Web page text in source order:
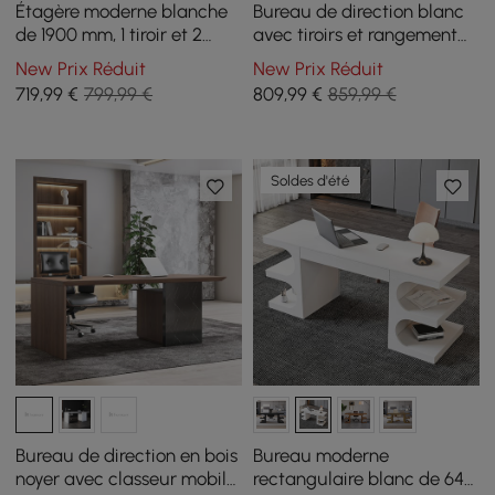
Étagère moderne blanche
de 1900 mm, 1 tiroir et 2
portes, étagère à livres
haute en bois
New Prix Réduit
719,99 € 799,99 €
Bureau de direction blanc
avec tiroirs et rangement
140 cm, bureau à domicile
New Prix Réduit
809,99€ 859,99 €
Bureau de direction en bois
noyer avec classeur mobile
Soldes d'été
Bureau moderne
rectangulaire blanc de 64